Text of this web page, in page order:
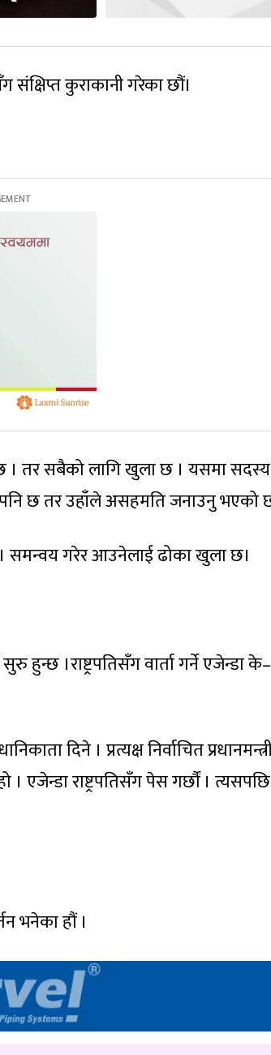
संक्षिप्त कुराकानी गरेका छौं।
। तर सबैको लागि खुला छ । यसमा
पनि छ तर उहाँले असहमति जनाउनु भएको
समन्वय गरेर आउनेलाई ढोका खुला छ।
हुन्छ ।राष्ट्रपतिसँग वार्ता गर्ने एजेन्डा
दिने । प्रत्यक्ष निर्वाचित
। एजेन्डा राष्ट्रपतिसँग पेस गर्छौं । त्यसपछि
भनेका हौं ।